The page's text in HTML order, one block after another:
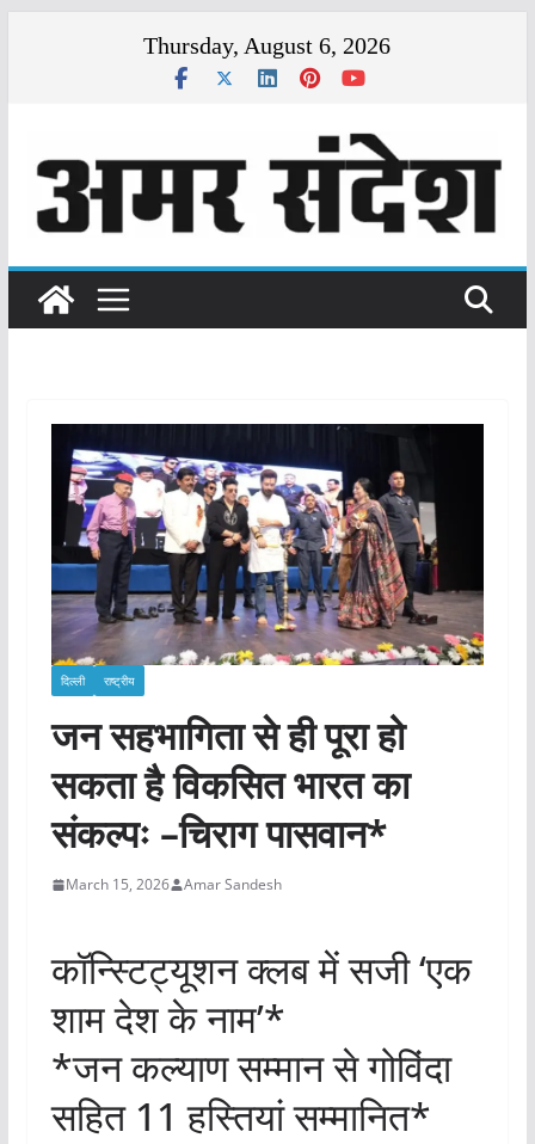
Thursday, August 6, 2026
दिल्ली राष्ट्रीय
जन सहभागिता से ही पूरा हो
सकता है विकसित भारत का
संकल्पः –चिराग पासवान*
March 15, 2026 Amar Sandesh
कॉन्स्टिट्यूशन क्लब में सजी ‘एक
शाम देश के नाम’*
*जन कल्याण सम्मान से गोविंदा
सहित 11 हस्तियां सम्मानित*